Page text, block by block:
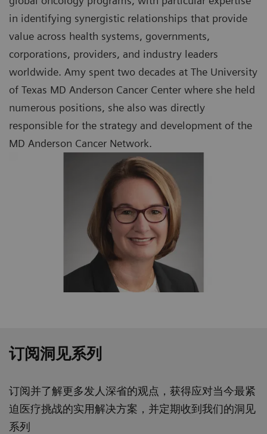
in identifying synergistic relationships that provide
value across health systems, governments,
corporations, providers, and industry leaders
worldwide. Amy spent two decades at The University
of Texas MD Anderson Cancer Center where she held
numerous positions, she also was directly
responsible for the strategy and development of the
MD Anderson Cancer Network.
订阅洞见系列
订阅并了解更多发人深省的观点，获得应对当今最紧
迫医疗挑战的实用解决方案，并定期收到我们的洞见
系列